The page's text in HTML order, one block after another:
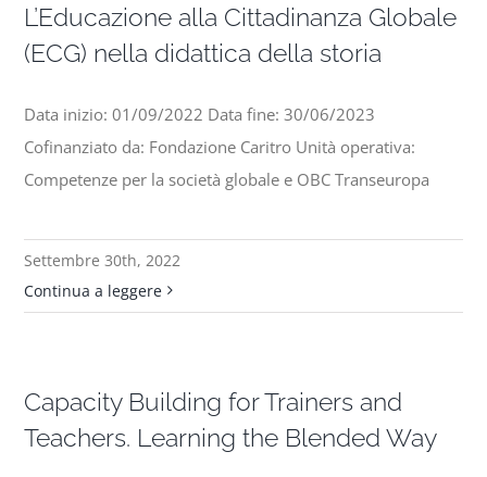
L’Educazione alla Cittadinanza Globale
(ECG) nella didattica della storia
Data inizio: 01/09/2022 Data fine: 30/06/2023
Cofinanziato da: Fondazione Caritro Unità operativa:
Competenze per la società globale e OBC Transeuropa
Settembre 30th, 2022
Continua a leggere
Capacity Building for Trainers and
Teachers. Learning the Blended Way